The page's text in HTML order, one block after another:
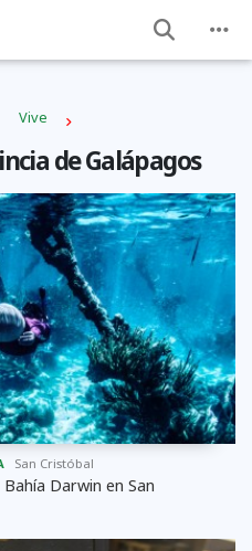
Vive
de Galápagos
San Cristóbal
Darwin en San